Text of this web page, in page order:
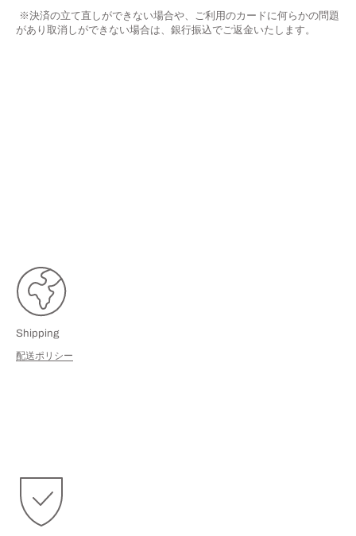
※決済の立て直しができない場合や、ご利用のカードに何らかの問題
があり取消しができない場合は、銀行振込でご返金いたします。
Shipping
配送ポリシー